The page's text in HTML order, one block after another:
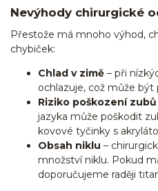
Nevýhody chirurgické
Přestože má mnoho výhod,
chybiček:
Chlad v zimě – při
ochlazuje, což může
Riziko poškození zubů
jazyka může poškodit
kovové tyčinky s
Obsah niklu –
množství niklu. Pokud
doporučujeme raději